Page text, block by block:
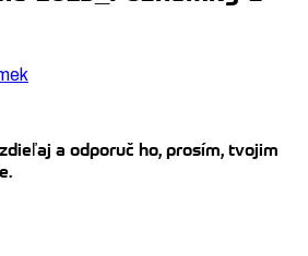
a odporuč ho, prosím, tvojim